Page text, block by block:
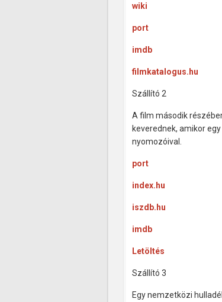
wiki
port
imdb
filmkatalogus.hu
Szállító 2
A film második
keverednek, amikor
nyomozóival.
port
index.hu
iszdb.hu
imdb
Letöltés
Szállító 3
Egy nemzetközi